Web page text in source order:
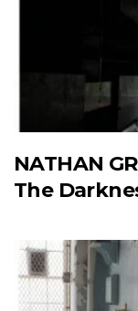
NATHAN
The